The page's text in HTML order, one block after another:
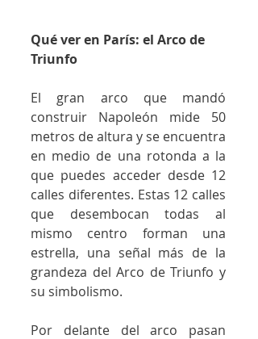
Qué ver en París: el Arco de
Triunfo
El gran arco que mandó
construir Napoleón mide 50
metros de altura y se encuentra
en medio de una rotonda a la
que puedes acceder desde 12
calles diferentes. Estas 12 calles
que desembocan todas al
mismo centro forman una
estrella, una señal más de la
grandeza del Arco de Triunfo y
su simbolismo.
Por delante del arco pasan